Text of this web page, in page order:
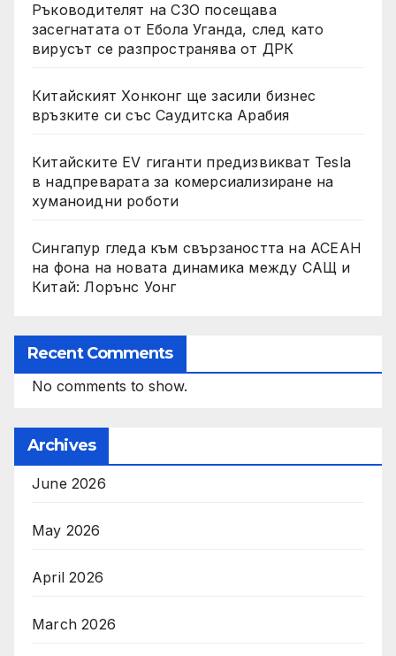
Ръководителят на СЗО посещава
засегнатата от Ебола Уганда, след като
вирусът се разпространява от ДРК
Китайският Хонконг ще засили бизнес
връзките си със Саудитска Арабия
Китайските EV гиганти предизвикват Tesla
в надпреварата за комерсиализиране на
хуманоидни роботи
Сингапур гледа към свързаността на АСЕАН
на фона на новата динамика между САЩ и
Китай: Лорънс Уонг
Recent Comments
No comments to show.
Archives
June 2026
May 2026
April 2026
March 2026